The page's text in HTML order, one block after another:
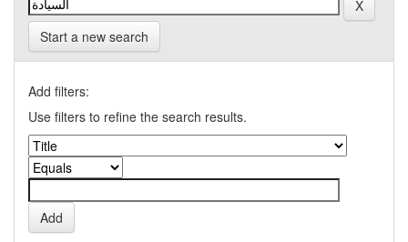
Start a new search
Add filters:
Use filters to refine the search results.